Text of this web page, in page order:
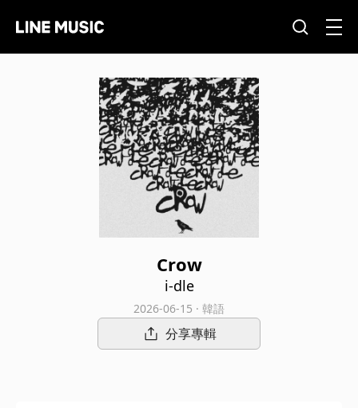
Crow
i-dle
2026-06-15 · 韓語
分享專輯